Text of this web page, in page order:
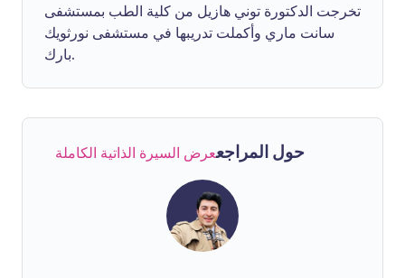
تخرجت الدكتورة توني هازيل من كلية الطب بمستشفى
سانت ماري وأكملت تدريبها في مستشفى نورثويك
بارك.
حول المراجععرض السيرة الذاتية الكاملة